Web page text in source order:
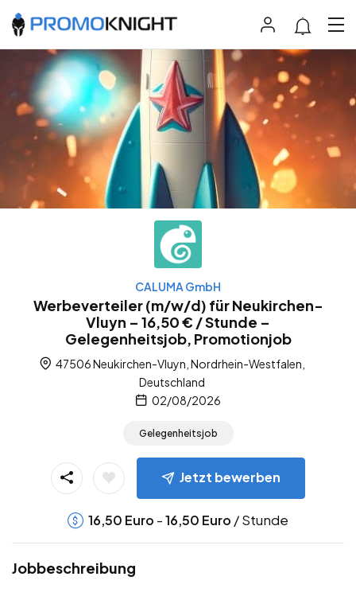
CALUMA GmbH
Werbeverteiler (m/w/d) für Neukirchen-
Vluyn – 16,50 € / Stunde –
Gelegenheitsjob, Promotionjob
47506 Neukirchen-Vluyn, Nordrhein-Westfalen,
Deutschland
02/08/2026
Gelegenheitsjob
Jetzt bewerben
16,50 Euro -16,50 Euro / Stunde
Jobbeschreibung